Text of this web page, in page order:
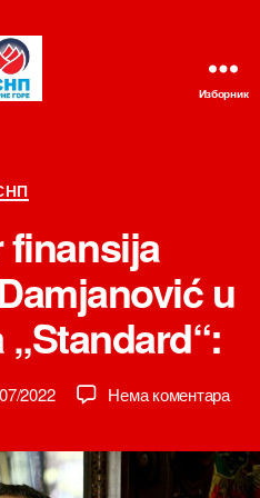
Изборник
Категорије
finansija
u
2022 Нема коментарана